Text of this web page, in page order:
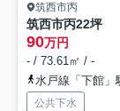
筑西市丙
筑西市丙22坪
90万円
- / 73.61㎡ / -
水戸線「下館」
公共下水